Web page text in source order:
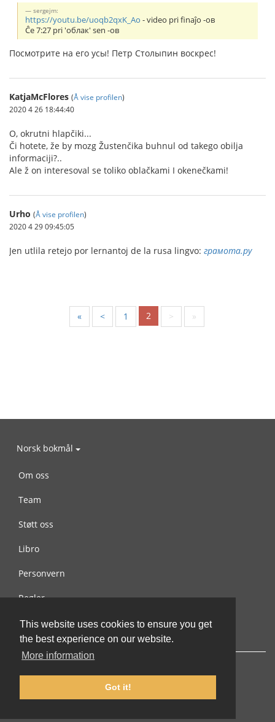
This website uses cookies to ensure you get
the best experience on our website.
More information
Got it!
sergejm:
https://youtu.be/uoqb2qxK_Ao - video pri finaĵo -ов
Ĉe 7:27 pri 'облак' sen -ов
Посмотрите на его усы! Петр Столыпин воскрес!
KatjaMcFlores (Å vise profilen)
2020 4 26 18:44:40
O, okrutni hlapčiki...
Či hotete, že by mozg Žustenčika buhnul od takego obilja
informaciji?..
Ale ž on interesoval se toliko oblačkami I okenečkami!
Urho (Å vise profilen)
2020 4 29 09:45:05
Jen utlila retejo por lernantoj de la rusa lingvo: грамота.ру
« < 1 2 > »
Norsk bokmål
Om oss
Team
Støtt oss
Libro
Personvern
Regler
Kontakt oss
© 2002-2026 lernu.net |Impressum